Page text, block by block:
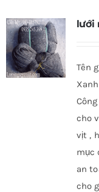
lưới
Tên
cho
vịt ,
mục
an
cho